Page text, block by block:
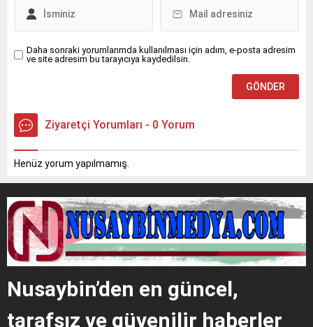
üzerine olay...
olay yerinde...
Daha sonraki yorumlarımda kullanılması için adım, e-posta adresim
ve site adresim bu tarayıcıya kaydedilsin.
Ziyaretçi Yorumları - 0 Yorum
Henüz yorum yapılmamış.
Nusaybin’den en güncel,
tarafsız ve güvenilir haberler